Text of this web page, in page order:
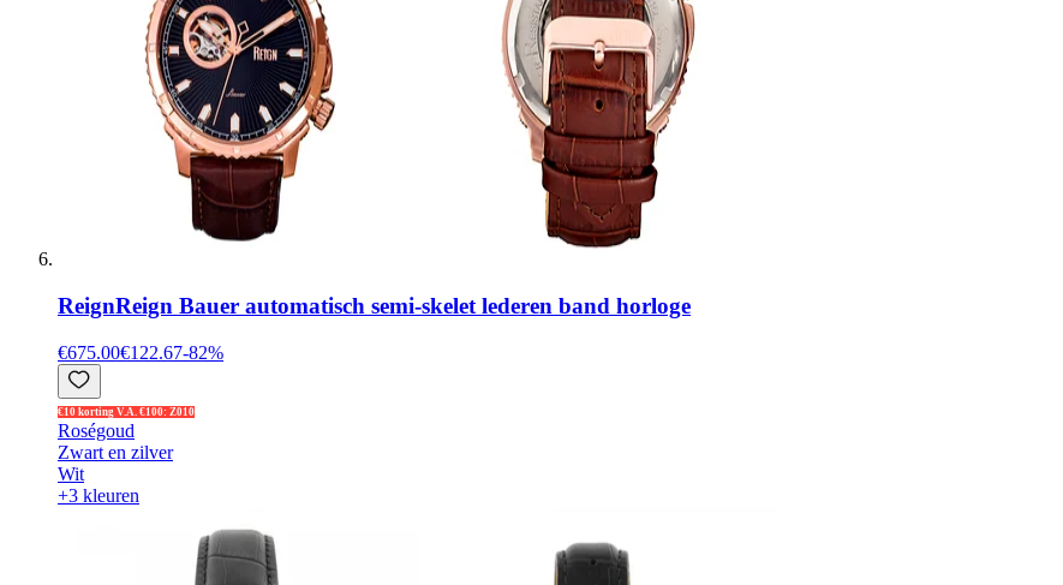
ReignReign Bauer automatisch semi-skelet lederen band horloge
€675.00€122.67-82%
€10 korting V.A. €100: Z010
Roségoud
Zwart en zilver
Wit
+3 kleuren